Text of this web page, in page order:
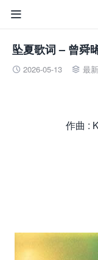

坠夏歌词 – 曾舜
 2026-05-13  最
作曲 :